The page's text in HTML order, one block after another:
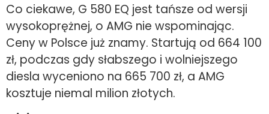
Co ciekawe, G 580 EQ jest tańsze od wersji
wysokoprężnej, o AMG nie wspominając.
Ceny w Polsce już znamy. Startują od 664 100
zł, podczas gdy słabszego i wolniejszego
diesla wyceniono na 665 700 zł, a AMG
kosztuje niemal milion złotych.